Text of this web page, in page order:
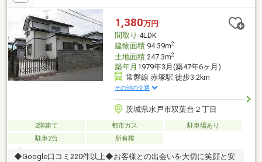
1,380万円
間取り 4LDK
建物面積94.39m2
土地面積247.3m2
築年月 1979年3月(築47年6ヶ月)
常磐線 赤塚駅 徒歩3.2km
その他の交通
茨城県水戸市双葉台２丁目
2階建て 都市ガス
駐車場あり
駐車2台
所有権
◆Google口コミ220件以上◆お客様との出会いを大切に笑顔と安